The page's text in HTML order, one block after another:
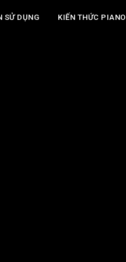
SỬ DỤNG KIẾN THỨC PIANO